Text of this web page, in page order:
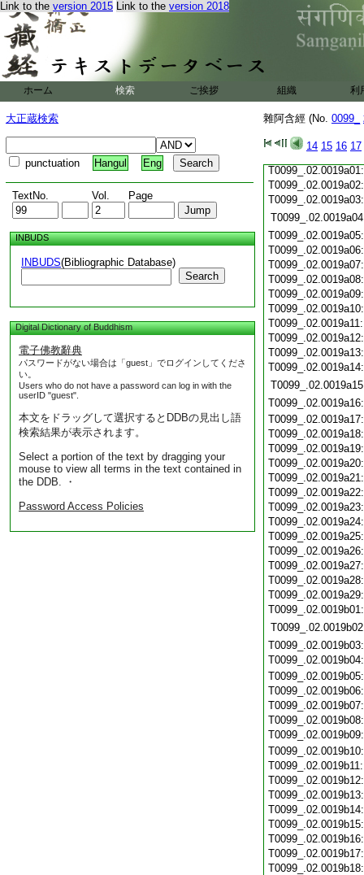
Link to the version 2015 Link to the version 2018
ホーム 検索 ご挨拶 組織 利
大正蔵検索
punctuation Hangul Eng
TextNo. Vol. Page
INBUDS
INBUDS(Bibliographic Database)
Search
Digital Dictionary of Buddhism
電子佛教辭典
パスワードがない場合は「guest」でログインしてくださ
い。
Users who do not have a password can log in with the
userID "guest".
本文をドラッグして選択するとDDBの見出し語
検索結果が表示されます。
Select a portion of the text by dragging your
mouse to view all terms in the text contained in
the DDB. ・
Password Access Policies
雜阿含經 (No. 0099_
14 15 16 17